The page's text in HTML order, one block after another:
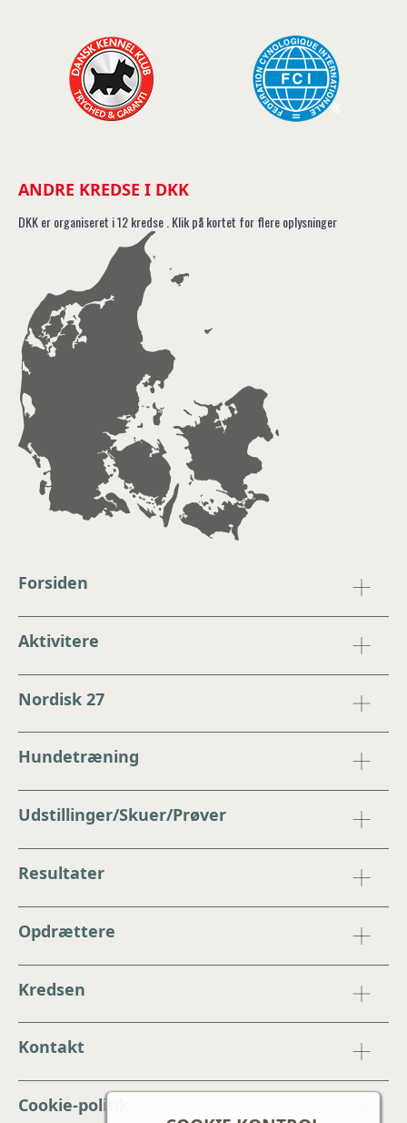
ANDRE KREDSE I DKK
DKK er organiseret i 12 kredse . Klik på kortet for flere oplysninger
Forsiden
Aktivitere
Nordisk 27
Hundetræning
Udstillinger/Skuer/Prøver
Resultater
Opdrættere
Kredsen
Kontakt
Cookie-politik